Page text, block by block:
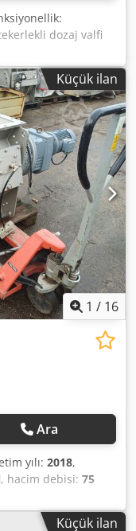
dozaj valfi
Torex Tip: RV20
yüksekliği: 455 mm
daha iyi
testi
rulmanlar Son
gücü: 1,5 kW
Küçük ilan
1 / 16
Ara
yılı: 2018,
, hacim debisi: 75
900 mm,
Küçük ilan